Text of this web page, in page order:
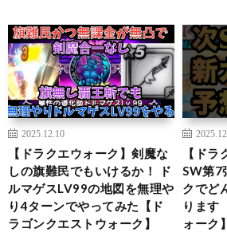
2025.12.10
【ドラクエウォーク】剣魔な
しの旗難民でもいけるか！ ド
ルマゲスLV99の地図を無理や
り4ターンでやってみた【ド
ラゴンクエストウォーク】
【ド
SW第7
クでど
ります
ォーク】